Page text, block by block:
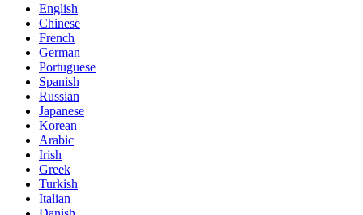
English
Chinese
French
German
Portuguese
Spanish
Russian
Japanese
Korean
Arabic
Irish
Greek
Turkish
Italian